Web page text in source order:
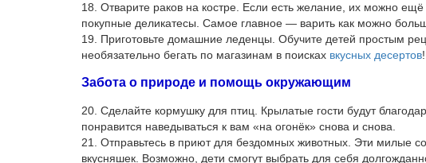
18. Отварите раков на костре. Если есть желание, их можно
покупные деликатесы. Самое главное — варить как можно
19. Приготовьте домашние леденцы. Обучите детей простым
необязательно бегать по магазинам в поисках вкусных десертов!
Забота о природе и помощь окружающим
20. Сделайте кормушку для птиц. Крылатые гости будут
понравится наведываться к вам «на огонёк» снова и снова.
21. Отправьтесь в приют для бездомных животных. Эти милые
вкусняшек. Возможно, дети смогут выбрать для себя